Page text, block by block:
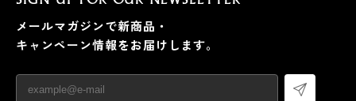
メールマガジンで新商品・
キャンペーン情報をお届けします。